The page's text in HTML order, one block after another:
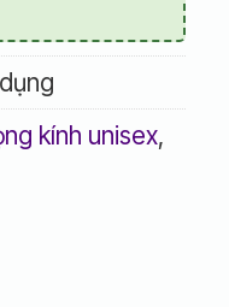
kính unisex,